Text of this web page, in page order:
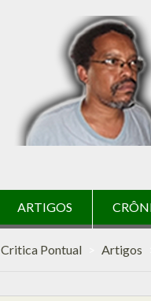
ARTIGOS
Critica Pontual Artigos